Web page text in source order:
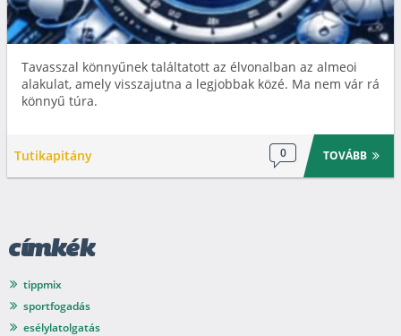
Tavasszal könnyűnek találtatott az élvonalban az almeoi
alakulat, amely visszajutna a legjobbak közé. Ma nem vár rá
könnyű túra.
Tutikapitány 0 TOVÁBB
címkék
tippmix
sportfogadás
esélylatolgatás